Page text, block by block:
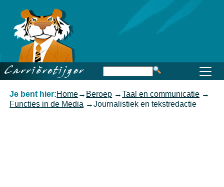
Je bent hier:Home→ Beroep →Taal en communicatie →
Functies in de Media →Journalistiek en tekstredactie